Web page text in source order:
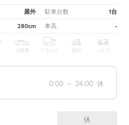
屋外 駐車台数 1台
280cm 車高 -
大型車 トラック 原付 バイク
0:00 ～ 24:00 休
休